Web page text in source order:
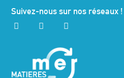
Suivez-nous sur nos réseaux !